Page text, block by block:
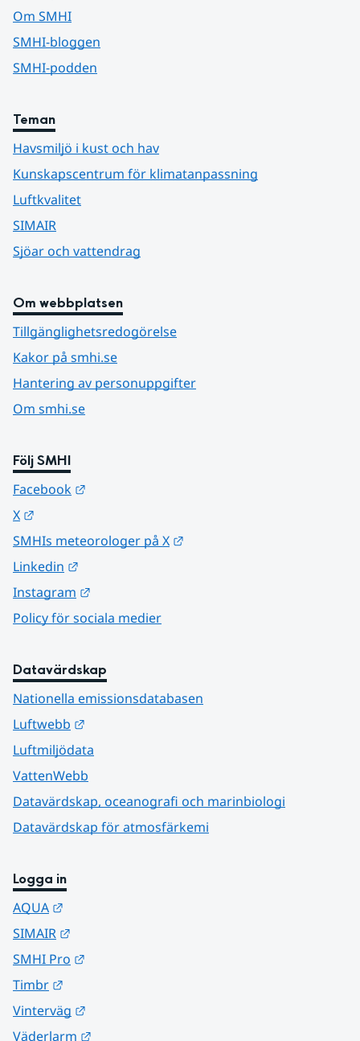
Om SMHI
SMHI-bloggen
SMHI-podden
Teman
Havsmiljö i kust och hav
Kunskapscentrum för klimatanpassning
Luftkvalitet
SIMAIR
Sjöar och vattendrag
Om webbplatsen
Tillgänglighetsredogörelse
Kakor på smhi.se
Hantering av personuppgifter
Om smhi.se
Följ SMHI
Facebook
X
SMHIs meteorologer på X
Linkedin
Instagram
Policy för sociala medier
Datavärdskap
Nationella emissionsdatabasen
Luftwebb
Luftmiljödata
VattenWebb
Datavärdskap, oceanografi och marinbiologi
Datavärdskap för atmosfärkemi
Logga in
AQUA
SIMAIR
SMHI Pro
Timbr
Vinterväg
Väderlarm